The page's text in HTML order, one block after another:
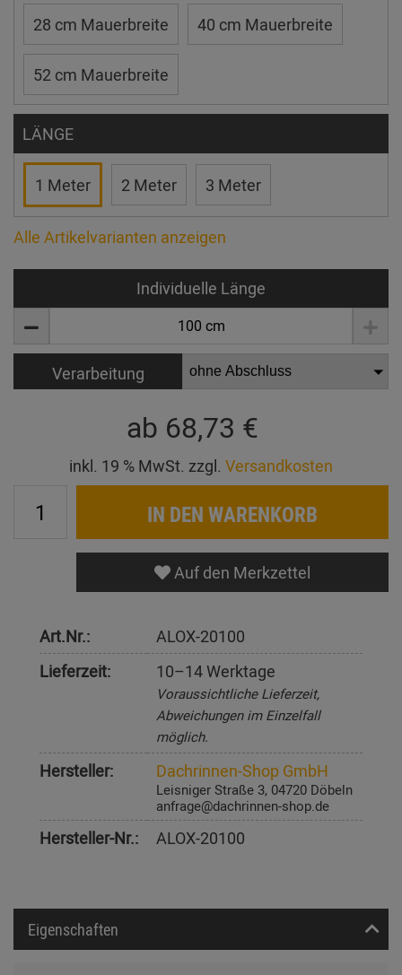
28 cm Mauerbreite 40 cm Mauerbreite
52 cm Mauerbreite
LÄNGE
1 Meter 2 Meter 3 Meter
Alle Artikelvarianten anzeigen
Individuelle Länge
Verarbeitung
ab 68,73 €
inkl. 19 % MwSt. zzgl. Versandkosten
IN DEN WARENKORB
Auf den Merkzettel
Art.Nr.:
ALOX-20100
Lieferzeit:
10–14 Werktage
Voraussichtliche Lieferzeit,
Abweichungen im Einzelfall
möglich.
Hersteller: Dachrinnen-Shop GmbH
Leisniger Straße 3, 04720 Döbeln
anfrage@dachrinnen-shop.de
Hersteller-Nr.: ALOX-20100
Eigenschaften